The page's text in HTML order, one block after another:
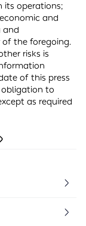
its operations;
and
and
the foregoing.
risks is
of this press
obligation to
as required